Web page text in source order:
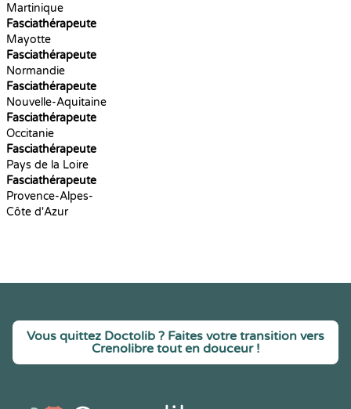
Martinique
Fasciathérapeute
Mayotte
Fasciathérapeute
Normandie
Fasciathérapeute
Nouvelle-Aquitaine
Fasciathérapeute
Occitanie
Fasciathérapeute
Pays de la Loire
Fasciathérapeute
Provence-Alpes-
Côte d'Azur
Vous quittez Doctolib ? Faites votre transition vers
Crenolibre tout en douceur !